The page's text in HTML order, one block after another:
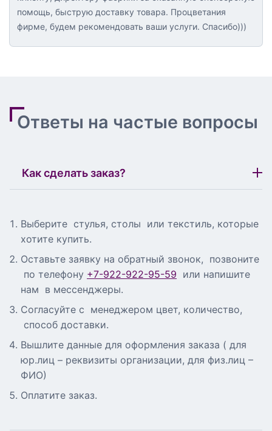
помощь, быструю доставку товара. Процветания
фирме, будем рекомендовать ваши услуги. Спасибо)))
Ответы на частые вопросы
Как сделать заказ?
Выберите стулья, столы или текстиль, которые
хотите купить.
Оставьте заявку на обратный звонок, позвоните
по телефону +7-922-922-95-59 или напишите
нам в мессенджеры.
Согласуйте с менеджером цвет, количество,
способ доставки.
Вышлите данные для оформления заказа ( для
юр.лиц – реквизиты организации, для физ.лиц –
ФИО)
Оплатите заказ.